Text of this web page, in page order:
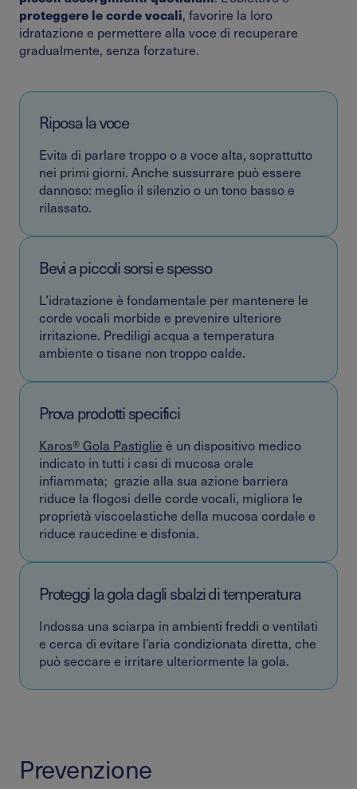
proteggere le corde vocali, favorire la loro
idratazione e permettere alla voce di recuperare
gradualmente, senza forzature.
Riposa la voce
Evita di parlare troppo o a voce alta, soprattutto
nei primi giorni. Anche sussurrare può essere
dannoso: meglio il silenzio o un tono basso e
rilassato.
Bevi a piccoli sorsi e spesso
L’idratazione è fondamentale per mantenere le
corde vocali morbide e prevenire ulteriore
irritazione. Prediligi acqua a temperatura
ambiente o tisane non troppo calde.
Prova prodotti specifici
Karos® Gola Pastiglie è un dispositivo medico
indicato in tutti i casi di mucosa orale
infiammata; grazie alla sua azione barriera
riduce la flogosi delle corde vocali, migliora le
proprietà viscoelastiche della mucosa cordale e
riduce raucedine e disfonia.
Proteggi la gola dagli sbalzi di temperatura
Indossa una sciarpa in ambienti freddi o ventilati
e cerca di evitare l’aria condizionata diretta, che
può seccare e irritare ulteriormente la gola.
Prevenzione